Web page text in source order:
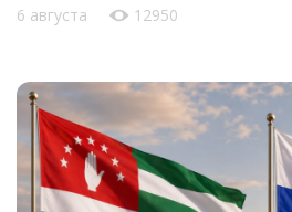
6 августа 12950